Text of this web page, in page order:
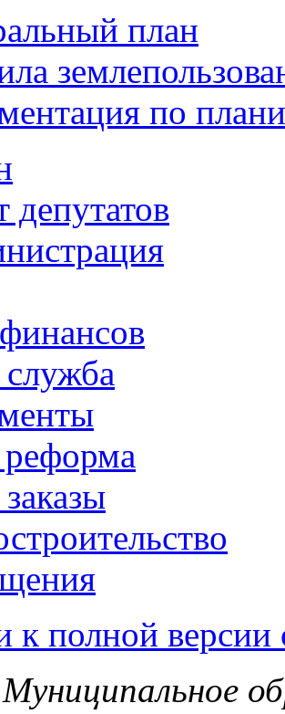
план
по
депутатов
к полной версии